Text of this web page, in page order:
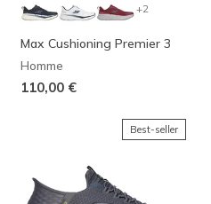
+2
Max Cushioning Premier 3
Homme
110,00 €
Best-seller